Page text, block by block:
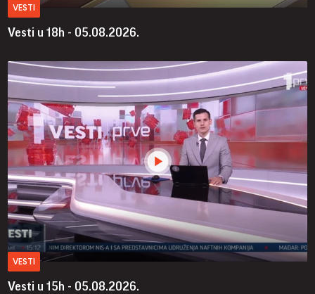
VESTI
Vesti u 18h - 05.08.2026.
VESTI
Vesti u 15h - 05.08.2026.